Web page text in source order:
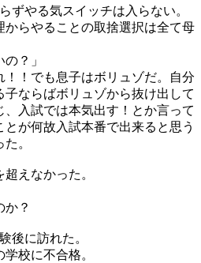
ずやる気スイッチは入らない。
からやることの取捨選択は全て母
？」
！でも息子はボリュゾだ。自分
ならばボリュゾから抜け出して
入試では本気出す！とか言って
が何故入試本番で出来ると思う
。
えなかった。
か？
後に訪れた。
校に不合格。